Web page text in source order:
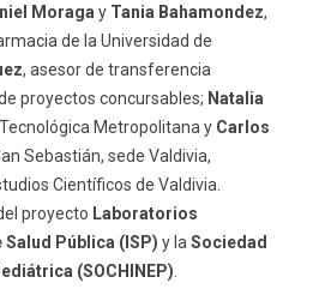
Moraga y Tania Bahamondez,
de la Universidad de
, asesor de transferencia
proyectos concursables; Natalia
Metropolitana y Carlos
Sebastián, sede Valdivia,
Científicos de Valdivia.
proyecto Laboratorios
Pública (ISP) y la Sociedad
(SOCHINEP)